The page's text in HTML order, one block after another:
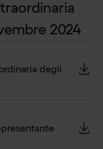
2024
degli